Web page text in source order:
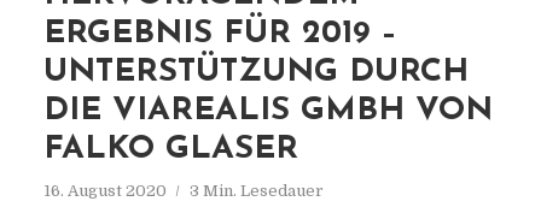
ERGEBNIS FÜR 2019 –
UNTERSTÜTZUNG DURCH
DIE VIAREALIS GMBH VON
FALKO GLASER
16. August 2020 3 Min. Lesedauer